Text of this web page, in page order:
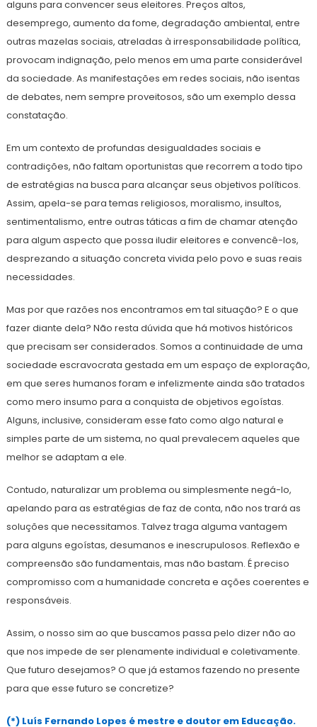
alguns para convencer seus eleitores. Preços altos,
desemprego, aumento da fome, degradação ambiental, entre
outras mazelas sociais, atreladas à irresponsabilidade política,
provocam indignação, pelo menos em uma parte considerável
da sociedade. As manifestações em redes sociais, não isentas
de debates, nem sempre proveitosos, são um exemplo dessa
constatação.
Em um contexto de profundas desigualdades sociais e
contradições, não faltam oportunistas que recorrem a todo tipo
de estratégias na busca para alcançar seus objetivos políticos.
Assim, apela-se para temas religiosos, moralismo, insultos,
sentimentalismo, entre outras táticas a fim de chamar atenção
para algum aspecto que possa iludir eleitores e convencê-los,
desprezando a situação concreta vivida pelo povo e suas reais
necessidades.
Mas por que razões nos encontramos em tal situação? E o que
fazer diante dela? Não resta dúvida que há motivos históricos
que precisam ser considerados. Somos a continuidade de uma
sociedade escravocrata gestada em um espaço de exploração,
em que seres humanos foram e infelizmente ainda são tratados
como mero insumo para a conquista de objetivos egoístas.
Alguns, inclusive, consideram esse fato como algo natural e
simples parte de um sistema, no qual prevalecem aqueles que
melhor se adaptam a ele.
Contudo, naturalizar um problema ou simplesmente negá-lo,
apelando para as estratégias de faz de conta, não nos trará as
soluções que necessitamos. Talvez traga alguma vantagem
para alguns egoístas, desumanos e inescrupulosos. Reflexão e
compreensão são fundamentais, mas não bastam. É preciso
compromisso com a humanidade concreta e ações coerentes e
responsáveis.
Assim, o nosso sim ao que buscamos passa pelo dizer não ao
que nos impede de ser plenamente individual e coletivamente.
Que futuro desejamos? O que já estamos fazendo no presente
para que esse futuro se concretize?
(*) Luís Fernando Lopes é mestre e doutor em Educação.